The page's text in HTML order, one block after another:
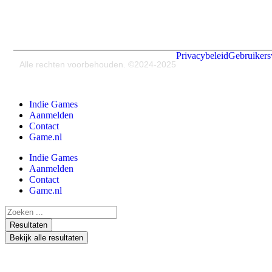
Alle rechten voorbehouden. ©2024-2025
Privacybeleid
Indie Games
Aanmelden
Contact
Game.nl
Indie Games
Aanmelden
Contact
Game.nl
Resultaten
Bekijk alle resultaten